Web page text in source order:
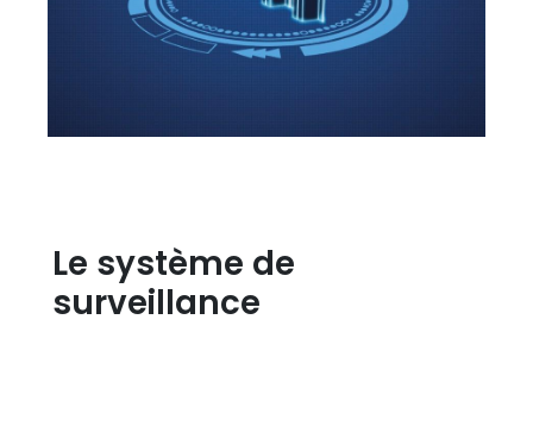
Le système de
surveillance